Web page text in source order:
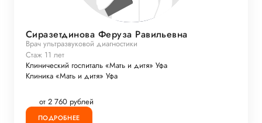
Сиразетдинова Феруза Равильевна
Врач ультразвуковой диагностики
Стаж 11 лет
Клинический госпиталь «Мать и дитя» Уфа
Клиника «Мать и дитя» Уфа
от 2 760 рублей
ПОДРОБНЕЕ